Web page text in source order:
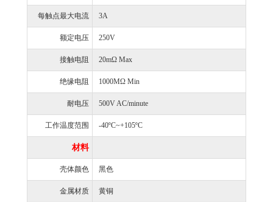
每触点最大电流 3A
额定电压 250V
接触电阻 20mΩ Max
绝缘电阻 1000MΩ Min
耐电压 500V AC/minute
工作温度范围 -40ºC~+105ºC
材料
壳体颜色 黑色
金属材质 黄铜